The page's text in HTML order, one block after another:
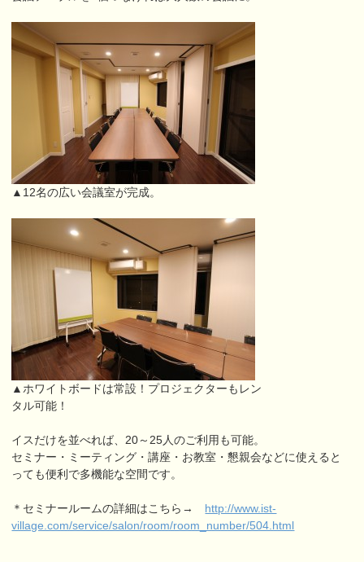
▲12名の広い会議室が完成。
▲ホワイトボードは常設！プロジェクターもレン
タル可能！
イスだけを並べれば、20～25人のご利用も可能。
セミナー・ミーティング・講座・お教室・懇親会などに使えると
っても便利で多機能な空間です。
＊セミナールームの詳細はこちら→ http://www.ist-
village.com/service/salon/room/room_number/504.html